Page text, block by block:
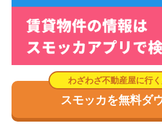
スモッカを無料ダ